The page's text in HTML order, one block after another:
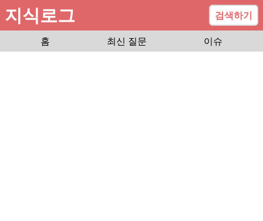
지식로그
검색하기
홈
최신 질문 이슈